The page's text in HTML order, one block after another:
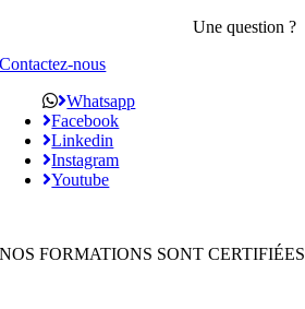
Une question ?
Contactez-nous
Whatsapp
Facebook
Linkedin
Instagram
Youtube
NOS FORMATIONS SONT CERTIFIÉES